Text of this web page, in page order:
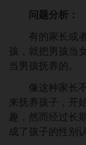
问题分析：
有的家长或者
孩，就把男孩当
当男孩抚养的。
像这种家长不
来抚养孩子，开
趣，然而经过长
成了孩子的性别